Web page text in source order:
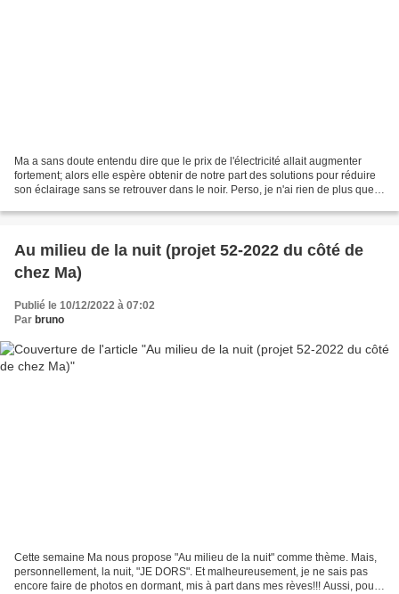
Ma a sans doute entendu dire que le prix de l'électricité allait augmenter
fortement; alors elle espère obtenir de notre part des solutions pour réduire
son éclairage sans se retrouver dans le noir. Perso, je n'ai rien de plus que
Au milieu de la nuit (projet 52-2022 du côté de
chez Ma)
Publié le 10/12/2022 à 07:02
Par bruno
Cette semaine Ma nous propose "Au milieu de la nuit" comme thème. Mais,
personnellement, la nuit, "JE DORS". Et malheureusement, je ne sais pas
encore faire de photos en dormant, mis à part dans mes rèves!!! Aussi, pour